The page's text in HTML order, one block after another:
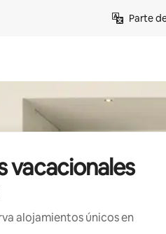
Parte
vacacionales
alojamientos únicos en